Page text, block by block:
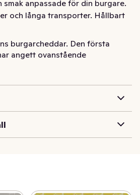
smak anpassade för din burgare.
och långa transporter. Hållbart
burgarcheddar. Den första
hamburgerosten.
och smak anpassade för din
angett ovanstående